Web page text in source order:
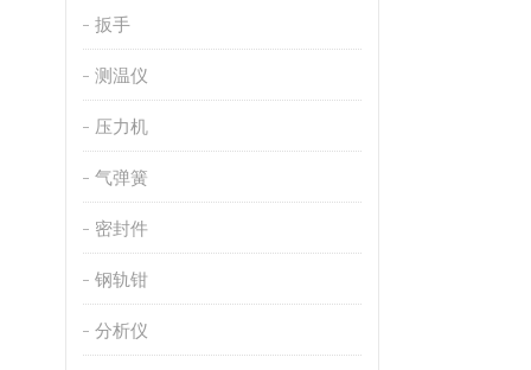
扳手
测温仪
压力机
气弹簧
密封件
钢轨钳
分析仪